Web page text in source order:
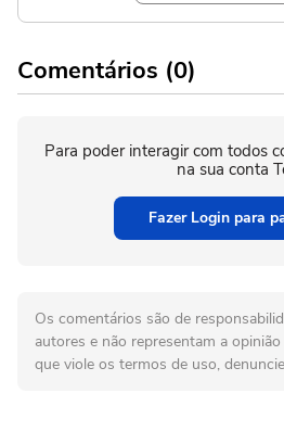
Comentários (0)
Para poder interagir com todos
na sua conta
Fazer Login para
Os comentários são de
autores e não representam a
que viole os termos de uso,